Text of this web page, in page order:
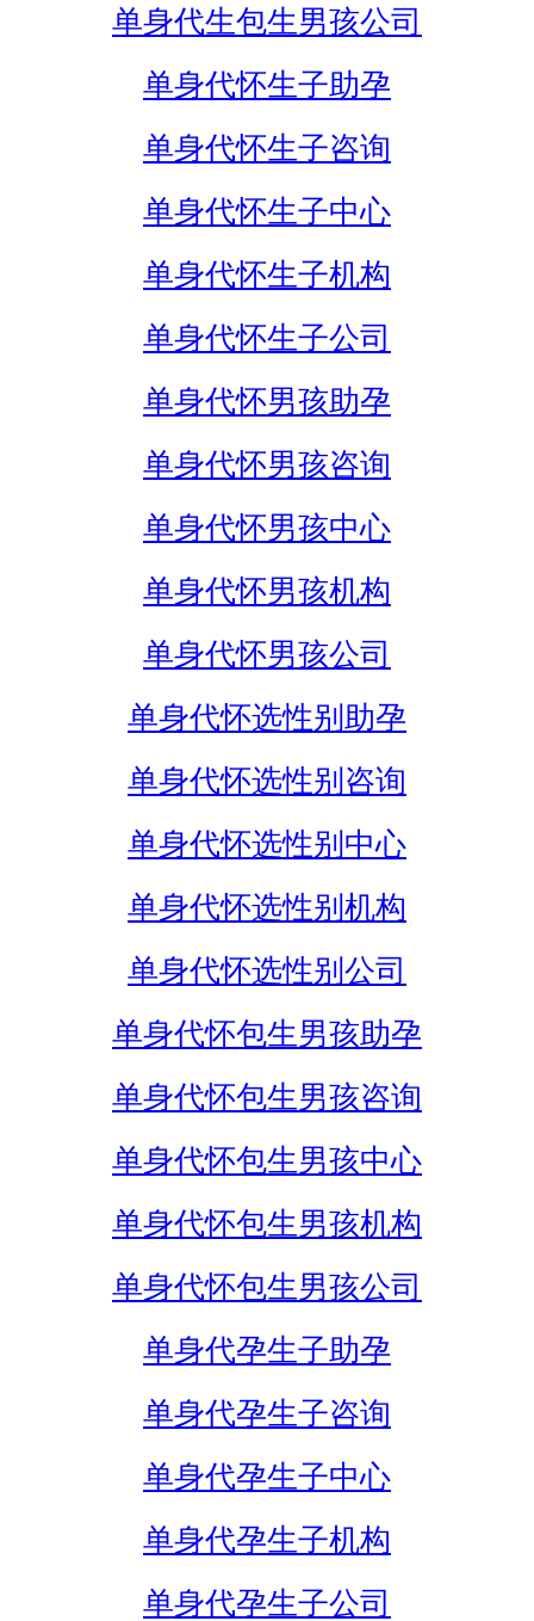
单身代生包生男孩公司
单身代怀生子助孕
单身代怀生子咨询
单身代怀生子中心
单身代怀生子机构
单身代怀生子公司
单身代怀男孩助孕
单身代怀男孩咨询
单身代怀男孩中心
单身代怀男孩机构
单身代怀男孩公司
单身代怀选性别助孕
单身代怀选性别咨询
单身代怀选性别中心
单身代怀选性别机构
单身代怀选性别公司
单身代怀包生男孩助孕
单身代怀包生男孩咨询
单身代怀包生男孩中心
单身代怀包生男孩机构
单身代怀包生男孩公司
单身代孕生子助孕
单身代孕生子咨询
单身代孕生子中心
单身代孕生子机构
单身代孕生子公司